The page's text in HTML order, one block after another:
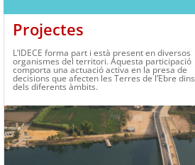
Projectes
L’IDECE forma part i està present en diversos
organismes del territori. Aquesta participació
comporta una actuació activa en la presa de
decisions que afecten les Terres de l’Ebre dins
dels diferents àmbits.